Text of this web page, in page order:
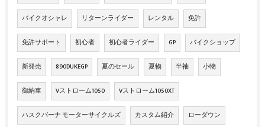
バイクオシャレ リターンライダー レンタル 免許
免許サポート 初心者 初心者ライダー GP バイクショップ
新発売 890DUKEGP 夏のセール 夏物 半袖 小物
御納車 Vストローム1050 Vストローム1050XT
ハスクバーナ モーターサイクルズ カスタム紹介 ローダウン